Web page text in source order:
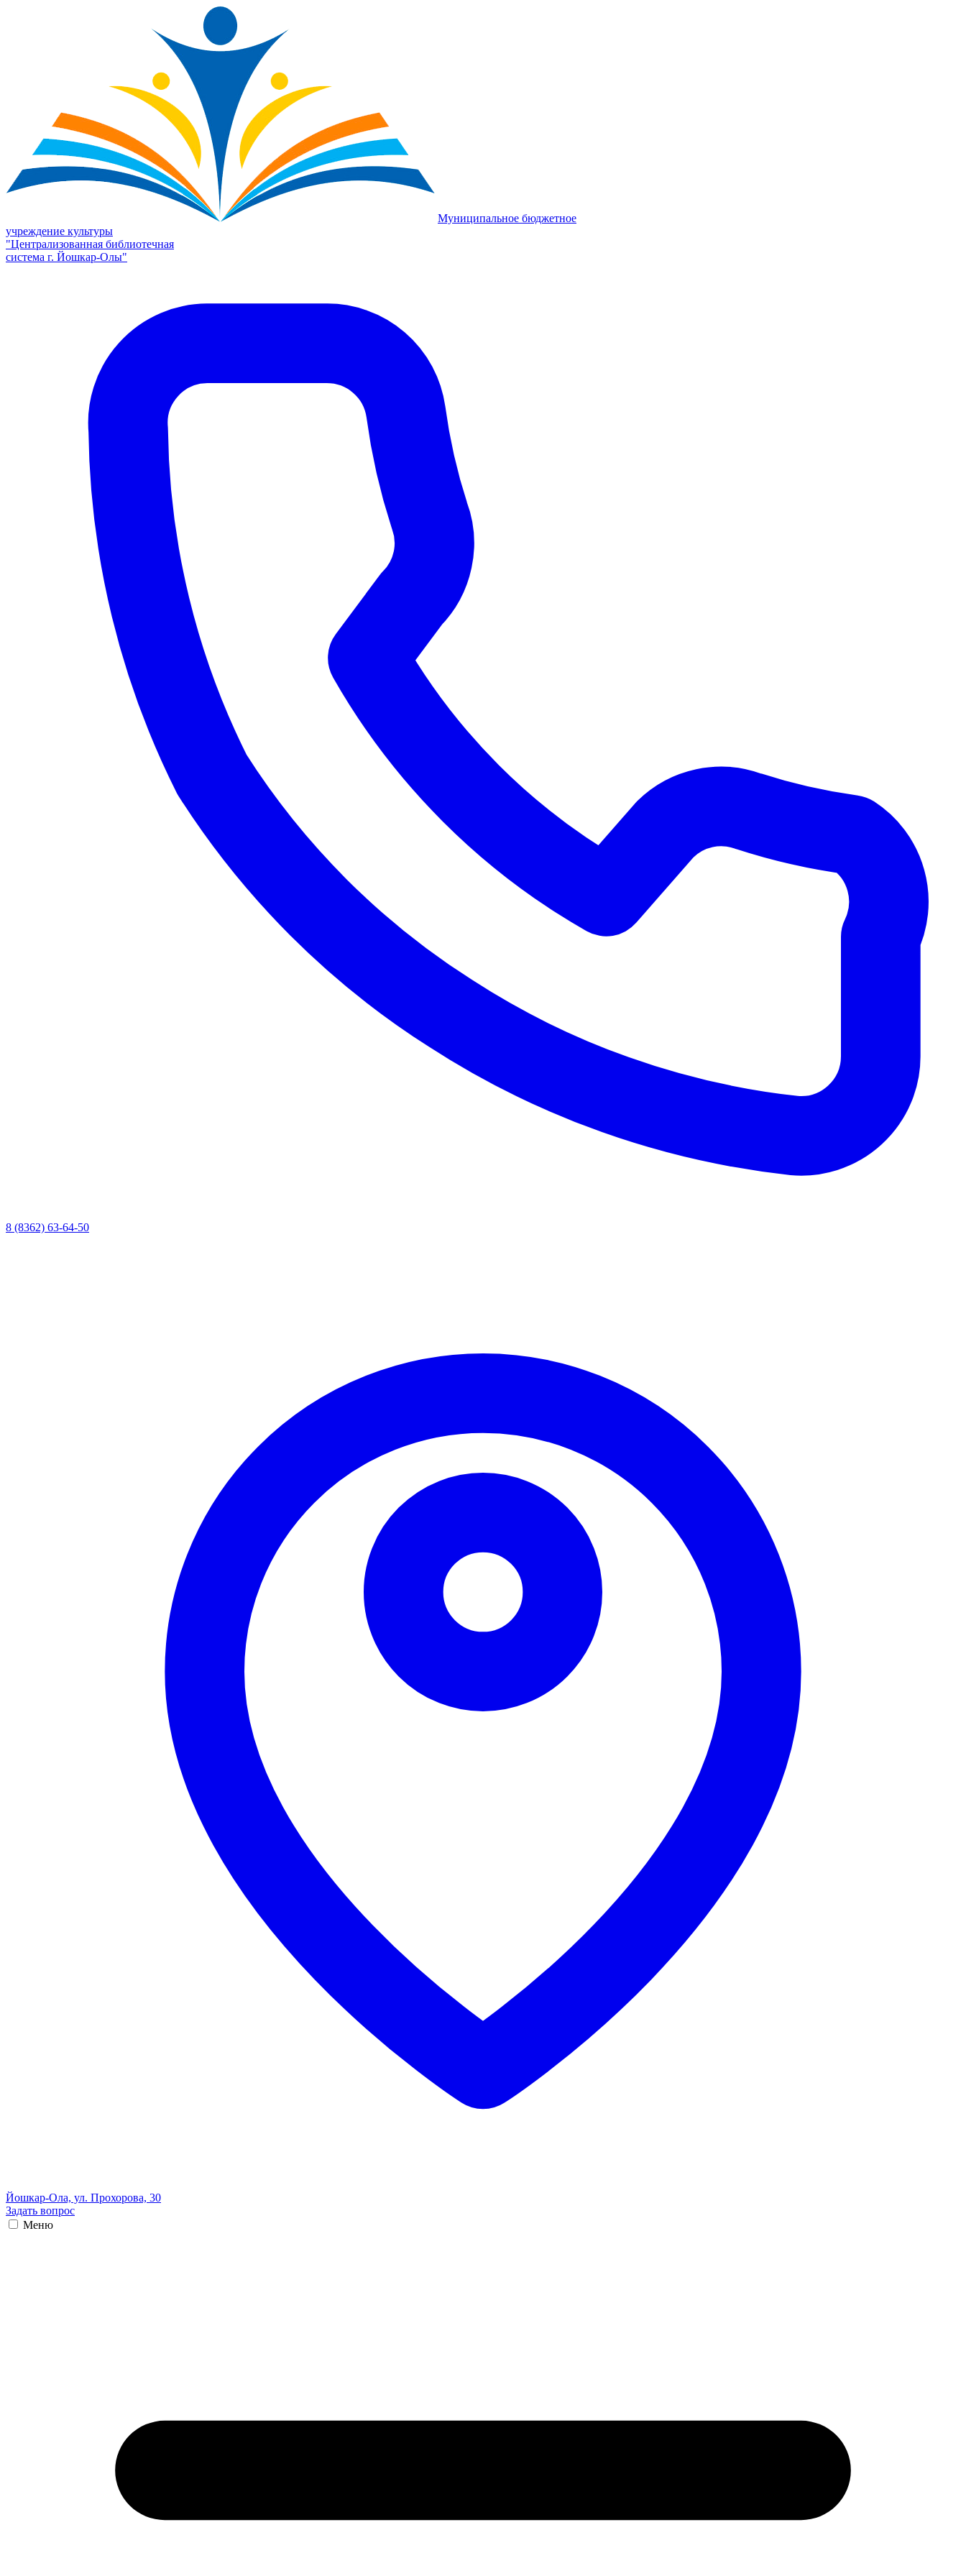
Муниципальное бюджетное
учреждение культуры
"Централизованная библиотечная
система г. Йошкар-Олы"
8 (8362) 63-64-50
Йошкар-Ола, ул. Прохорова, 30
Задать вопрос
Меню